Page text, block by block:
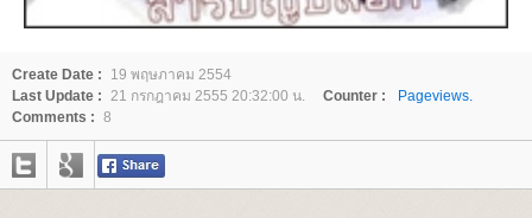
Create Date :
19 พฤษภาคม 2554
Last Update : 21 กรกฎาคม 2555 20:32:00 น. Counter :
Pageviews.
Comments : 8